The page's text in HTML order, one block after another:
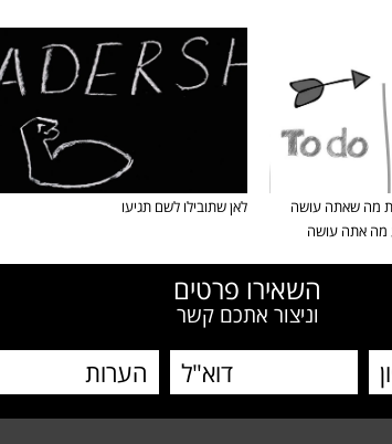
מה שאתה עושה
מה אתה עושה
לאן שתובילו לשם תגיעו
השאירו פרטים
וניצור אתכם קשר